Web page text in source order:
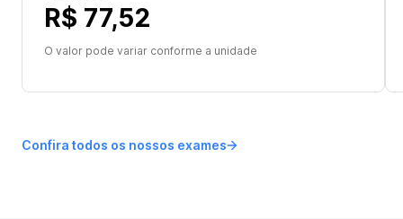
R$ 77,52
O valor pode variar conforme a unidade
Confira todos os nossos exames